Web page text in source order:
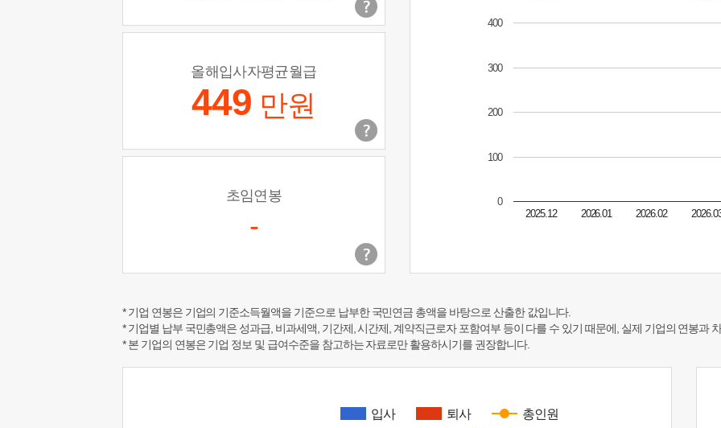
올해입사자평균월급
449 만원
초임연봉
- 2025.12 2026.01 2026.02
0
100
200
300
400
* 기업 연봉은 기업의 기준소득월액을 기준으로 납부한 국민연금 총액을 바탕으로 산출한 값입니다.
* 기업별 납부 국민총액은 성과급, 비과세액, 기간제, 시간제, 계약직근로자 포함여부 등이 다를 수 있기 때문에, 실제 기업의 연봉과
* 본 기업의 연봉은 기업 정보 및 급여수준을 참고하는 자료로만 활용하시기를 권장합니다.
입사 퇴사 총인원